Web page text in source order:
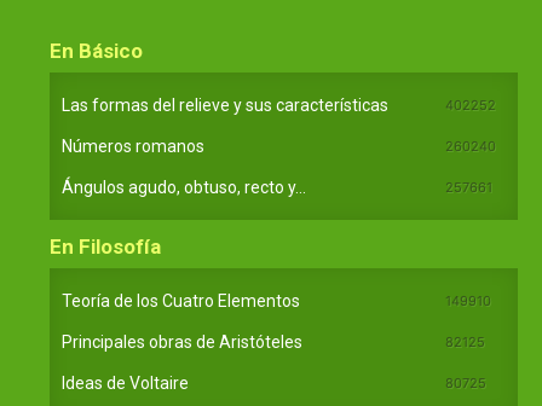
En Básico
Las formas del relieve y sus características 402252
Números romanos 260240
Ángulos agudo, obtuso, recto y... 257661
En Filosofía
Teoría de los Cuatro Elementos 149910
Principales obras de Aristóteles 82125
Ideas de Voltaire 80725